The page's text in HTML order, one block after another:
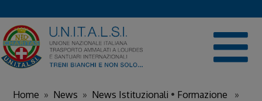
to
content
Home » News » News Istituzionali • Formazione »